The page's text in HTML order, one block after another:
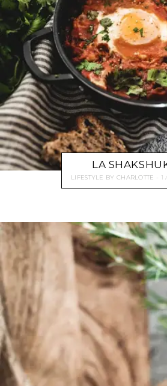
LA
LIFESTYLE BY CHARLOTTE 1